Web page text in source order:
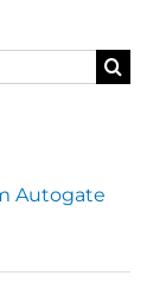
Autogate